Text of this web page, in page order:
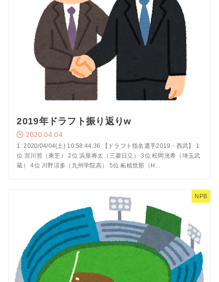
2019年ドラフト振り返りw
2020.04.04
1: 2020/04/04(土) 10:58:44.36 【ドラフト指名選手2019・西武】 1
位 宮川哲（東芝） 2位 浜屋将太（三菱日立） 3位 松岡洸希（埼玉武
蔵） 4位 川野涼多（九州学院高） 5位 柘植世那（H...
NPB